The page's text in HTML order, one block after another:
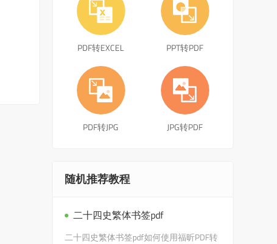
PDF转EXCEL PPT转PDF
PDF转JPG JPG转PDF
随机推荐教程
二十四史繁体书签pdf
二十四史繁体书签pdf如何使用福昕PDF转